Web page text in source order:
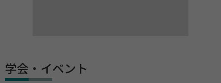
学会・イベント